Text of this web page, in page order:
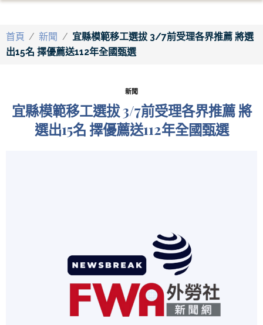
首頁 / 新聞 / 宜縣模範移工選拔 3/7前受理各界推薦 將選
出15名 擇優薦送112年全國甄選
新聞
宜縣模範移工選拔 3/7前受理各界推薦 將
選出15名 擇優薦送112年全國甄選